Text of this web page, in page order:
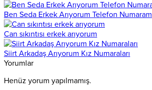
Ben Seda Erkek Arıyorum Telefon Numaram
Can sıkıntısı erkek arıyorum
Siirt Arkadaş Arıyorum Kız Numaraları
Yorumlar
Henüz yorum yapılmamış.